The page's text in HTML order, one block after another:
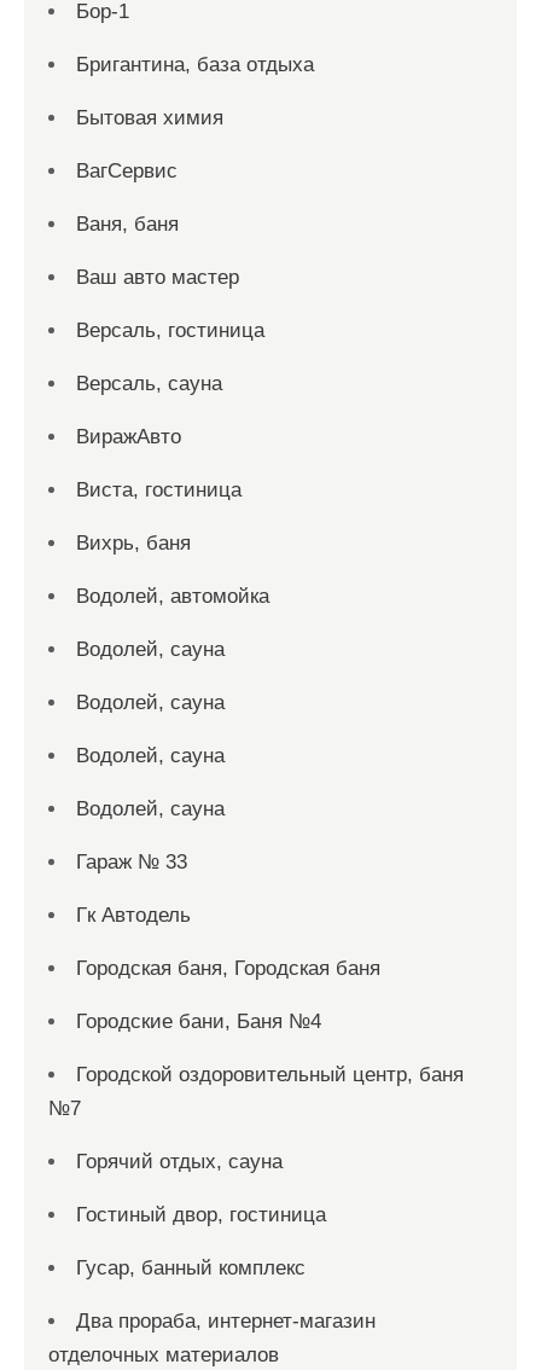
Бор-1
Бригантина, база отдыха
Бытовая химия
ВагСервис
Ваня, баня
Ваш авто мастер
Версаль, гостиница
Версаль, сауна
ВиражАвто
Виста, гостиница
Вихрь, баня
Водолей, автомойка
Водолей, сауна
Водолей, сауна
Водолей, сауна
Водолей, сауна
Гараж № 33
Гк Автодель
Городская баня, Городская баня
Городские бани, Баня №4
Городской оздоровительный центр, баня
№7
Горячий отдых, сауна
Гостиный двор, гостиница
Гусар, банный комплекс
Два прораба, интернет-магазин
отделочных материалов